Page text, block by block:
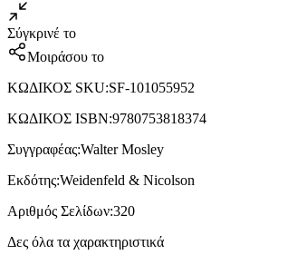
Σύγκρινέ το
Μοιράσου το
ΚΩΔΙΚΟΣ SKU:SF-101055952
ΚΩΔΙΚΟΣ ISBN:9780753818374
Συγγραφέας:Walter Mosley
Εκδότης:Weidenfeld & Nicolson
Αριθμός Σελίδων:320
Δες όλα τα χαρακτηριστικά